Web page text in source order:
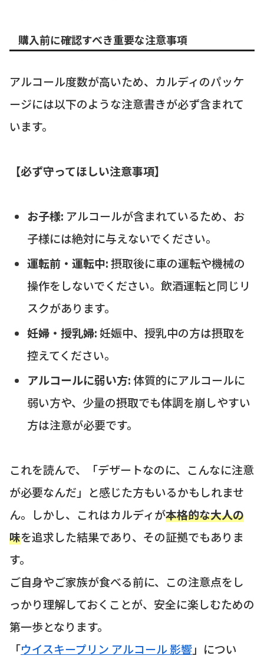
購入前に確認すべき重要な注意事項
アルコール度数が高いため、カルディのパッケ
ージには以下のような注意書きが必ず含まれて
います。
【必ず守ってほしい注意事項】
お子様: アルコールが含まれているため、お
子様には絶対に与えないでください。
運転前・運転中:摂取後に車の運転や機械の
操作をしないでください。飲酒運転と同じリ
スクがあります。
妊婦・授乳婦:妊娠中、授乳中の方は摂取を
控えてください。
アルコールに弱い方:体質的にアルコールに
弱い方や、少量の摂取でも体調を崩しやすい
方は注意が必要です。
これを読んで、「デザートなのに、こんなに注意
が必要なんだ」と感じた方もいるかもしれませ
ん。しかし、これはカルディが本格的な大人の
味を追求した結果であり、その証拠でもありま
す。
ご自身やご家族が食べる前に、この注意点をし
っかり理解しておくことが、安全に楽しむための
第一歩となります。
「ウイスキープリン アルコール 影響」につい